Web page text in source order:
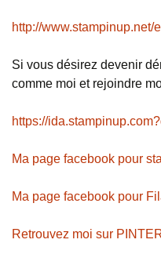
http://www.stampinup.net/
Si vous désirez devenir
comme moi et rejoindre
https://
Ma page facebook pour
Ma page facebook pour
Retrouvez moi sur